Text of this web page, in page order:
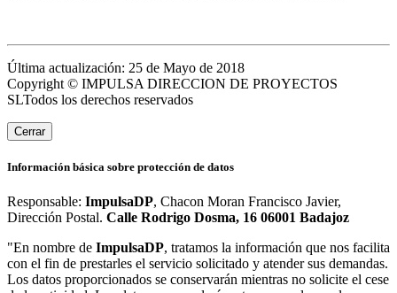
Última actualización: 25 de Mayo de 2018
Copyright © IMPULSA DIRECCION DE PROYECTOS
SLTodos los derechos reservados
Cerrar
Información básica sobre protección de datos
Responsable: ImpulsaDP, Chacon Moran Francisco Javier,
Dirección Postal. Calle Rodrigo Dosma, 16 06001 Badajoz
"En nombre de ImpulsaDP, tratamos la información que nos facilita
con el fin de prestarles el servicio solicitado y atender sus demandas.
Los datos proporcionados se conservarán mientras no solicite el cese